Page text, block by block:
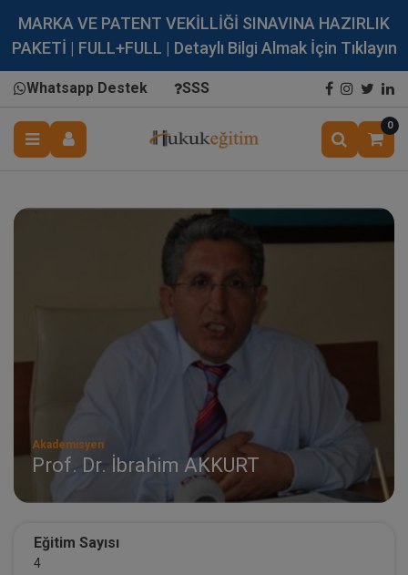
MARKA VE PATENT VEKİLLİĞİ SINAVINA HAZIRLIK
PAKETİ | FULL+FULL | Detaylı Bilgi Almak İçin Tıklayın
Whatsapp Destek SSS
0
Akademisyen
Prof. Dr. İbrahim AKKURT
Eğitim Sayısı
4